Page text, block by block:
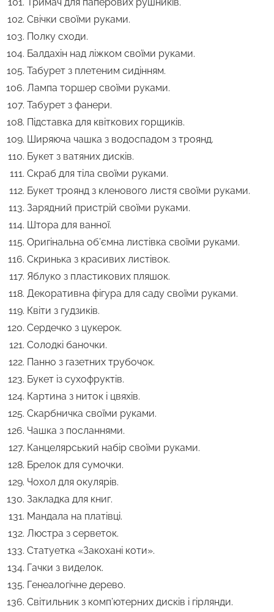
Тримач для паперових рушників.
Свічки своїми руками.
Полку сходи.
Балдахін над ліжком своїми руками.
Табурет з плетеним сидінням.
Лампа торшер своїми руками.
Табурет з фанери.
Підставка для квіткових горщиків.
Ширяюча чашка з водоспадом з троянд.
Букет з ватяних дисків.
Скраб для тіла своїми руками.
Букет троянд з кленового листя своїми руками.
Зарядний пристрій своїми руками.
Штора для ванної.
Оригінальна об’ємна листівка своїми руками.
Скринька з красивих листівок.
Яблуко з пластикових пляшок.
Декоративна фігура для саду своїми руками.
Квіти з гудзиків.
Сердечко з цукерок.
Солодкі баночки.
Панно з газетних трубочок.
Букет із сухофруктів.
Картина з ниток і цвяхів.
Скарбничка своїми руками.
Чашка з посланнями.
Канцелярський набір своїми руками.
Брелок для сумочки.
Чохол для окулярів.
Закладка для книг.
Мандала на платівці.
Люстра з серветок.
Статуетка «Закохані коти».
Гачки з виделок.
Генеалогічне дерево.
Світильник з комп’ютерних дисків і гірлянди.